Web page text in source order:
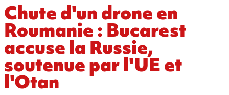
Chute d'un drone en
Roumanie : Bucarest
accuse la Russie,
soutenue par l'UE et
l'Otan